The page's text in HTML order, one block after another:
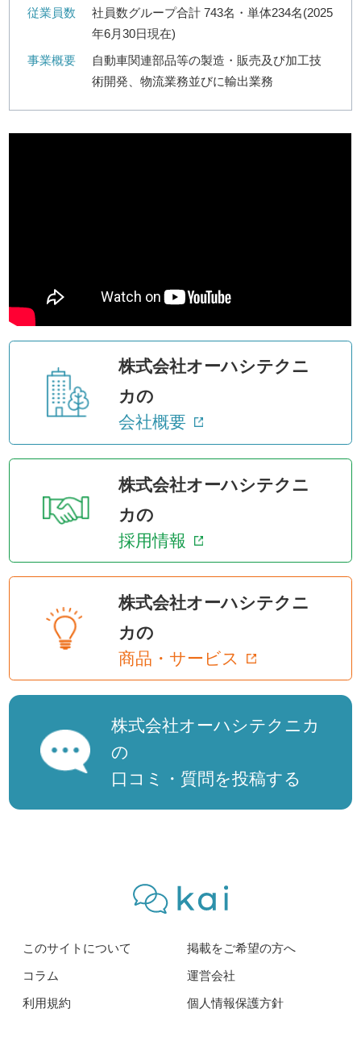
従業員数
社員数グループ合計 743名・単体234名(2025
年6月30日現在)
事業概要
自動車関連部品等の製造・販売及び加工技
術開発、物流業務並びに輸出業務
株式会社オーハシテクニ
カの
会社概要
株式会社オーハシテクニ
カの
採用情報
株式会社オーハシテクニ
カの
商品・サービス
株式会社オーハシテクニカ
の
口コミ・質問を投稿する
このサイトについて
掲載をご希望の方へ
コラム
運営会社
利用規約
個人情報保護方針